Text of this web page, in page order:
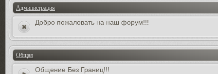
Администрация
Добро пожаловать на наш форум!!!
Общая
Общение Без Границ!!!